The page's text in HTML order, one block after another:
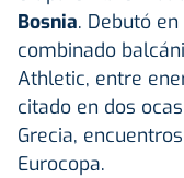
Bosnia. Debutó
combinado
Athletic, entre
citado en dos
Grecia,
Eurocopa.